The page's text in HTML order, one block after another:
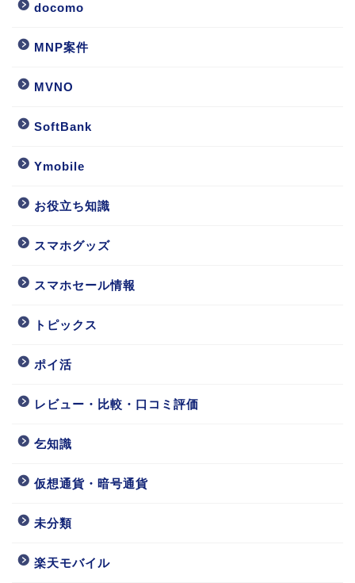
docomo
MNP案件
MVNO
SoftBank
Ymobile
お役立ち知識
スマホグッズ
スマホセール情報
トピックス
ポイ活
レビュー・比較・口コミ評価
乞知識
仮想通貨・暗号通貨
未分類
楽天モバイル